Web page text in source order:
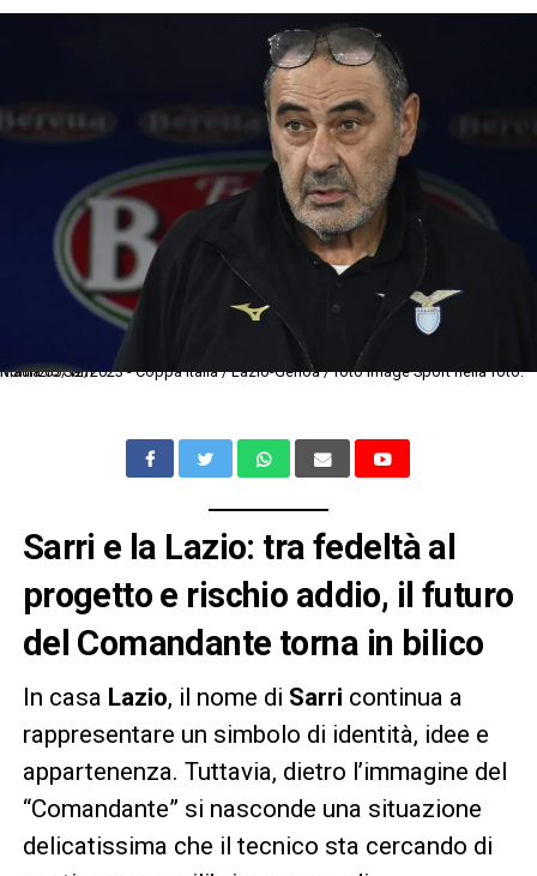
Roma 05/12/2023 - Coppa Italia / Lazio-Genoa / foto Image Sport nella foto: Maurizio Sarri
Sarri e la Lazio: tra fedeltà al
progetto e rischio addio, il futuro
del Comandante torna in bilico
In casa Lazio, il nome di Sarri continua a
rappresentare un simbolo di identità, idee e
appartenenza. Tuttavia, dietro l’immagine del
“Comandante” si nasconde una situazione
delicatissima che il tecnico sta cercando di